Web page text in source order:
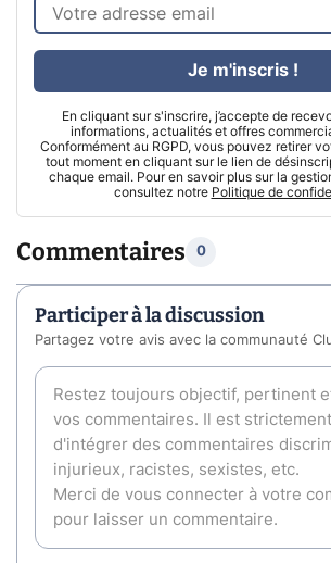
En cliquant sur s'inscrire, j’accepte de
informations, actualités et offres
Conformément au RGPD, vous pouvez retirer
tout moment en cliquant sur le lien de
chaque email. Pour en savoir plus sur la
consultez notre Politique de
Je m'inscris !
Commentaires 0
Participer à la discussion
Partagez votre avis avec la communauté